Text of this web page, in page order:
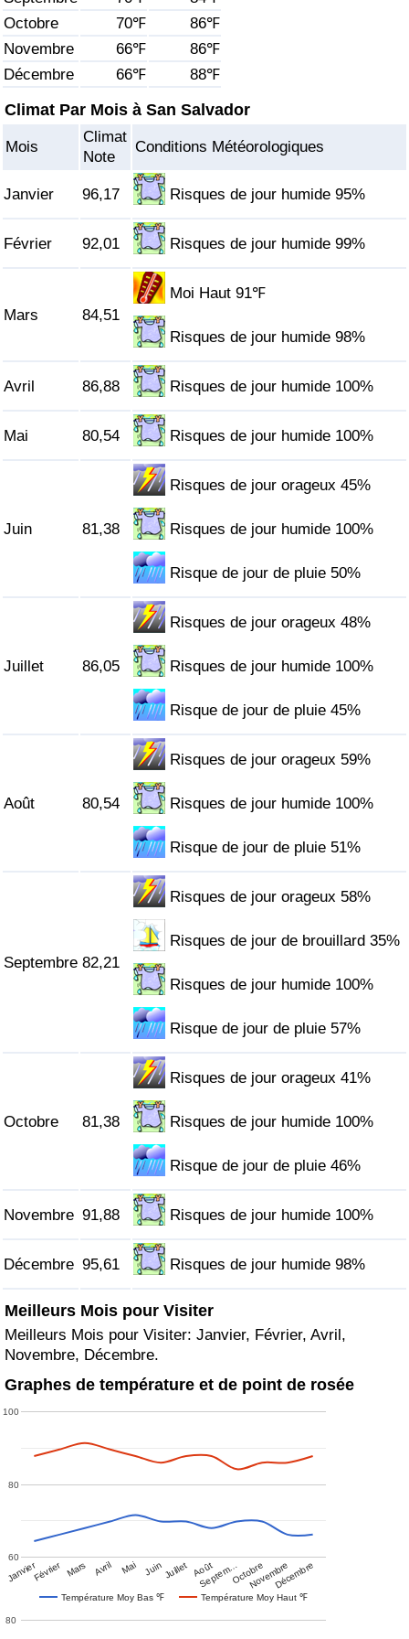
Octobre
70℉
86℉
Novembre
66℉
86℉
Décembre
66℉ 88℉
Climat Par Mois à San Salvador
Mois
Climat
Note
Conditions Météorologiques
Janvier 96,17 Risques de jour humide 95%
Février 92,01 Risques de jour humide 99%
Mars 84,51
Moi Haut 91℉
Risques de jour humide 98%
Avril 86,88 Risques de jour humide 100%
Mai 80,54 Risques de jour humide 100%
Juin 81,38
Risques de jour orageux 45%
Risques de jour humide 100%
Risque de jour de pluie 50%
Juillet 86,05
Risques de jour orageux 48%
Risques de jour humide 100%
Risque de jour de pluie 45%
Août 80,54
Risques de jour orageux 59%
Risques de jour humide 100%
Risque de jour de pluie 51%
Septembre 82,21
Risques de jour orageux 58%
Risques de jour de brouillard 35%
Risques de jour humide 100%
Risque de jour de pluie 57%
Octobre 81,38
Risques de jour orageux 41%
Risques de jour humide 100%
Risque de jour de pluie 46%
Novembre 91,88 Risques de jour humide 100%
Décembre 95,61 Risques de jour humide 98%
Meilleurs Mois pour Visiter
Meilleurs Mois pour Visiter: Janvier, Février, Avril,
Novembre, Décembre.
Graphes de température et de point de rosée
Température Moy Bas ℉ Température Moy Haut ℉
JanvierFévrier Mars Avril Mai Juin Juillet Août
Septem…OctobreNovembreDécembre
60
80
100
80
Soins de santé
Indice des soins de santé (Actuel)
Indice des soins de santé par Pays
Indice de pollution
Indice de Trafic (Actuel)
Indice de Trafic par Pays